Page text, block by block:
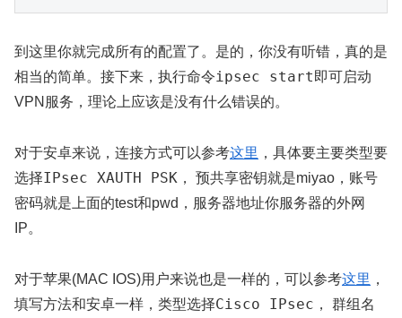
到这里你就完成所有的配置了。是的，你没有听错，真的是
相当的简单。接下来，执行命令ipsec start 即可启动
VPN服务，理论上应该是没有什么错误的。
对于安卓来说，连接方式可以参考这里 ，具体要主要类型要
选择IPsec XAUTH PSK ， 预共享密钥就是miyao，账号
密码就是上面的test和pwd，服务器地址你服务器的外网
IP。
对于苹果(MAC IOS)用户来说也是一样的，可以参考这里 ，
填写方法和安卓一样，类型选择Cisco IPsec ， 群组名